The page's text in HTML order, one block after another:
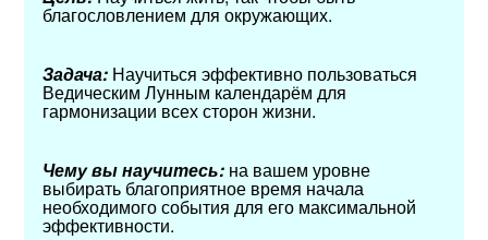
благословлением для окружающих.
Задача: Научиться эффективно пользоваться
Ведическим Лунным календарём для
гармонизации всех сторон жизни.
Чему вы научитесь: на вашем уровне
выбирать благоприятное время начала
необходимого события для его максимальной
эффективности.